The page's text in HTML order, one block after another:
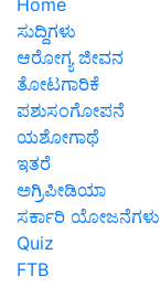
ಸುದ್ದಿಗಳು
ಆರೋಗ್ಯ ಜೀವನ
ತೋಟಗಾರಿಕೆ
ಪಶುಸಂಗೋಪನೆ
ಯಶೋಗಾಥೆ
ಇತರೆ
ಅಗ್ರಿಪೀಡಿಯಾ
ಸರ್ಕಾರಿ ಯೋಜನೆಗಳು
Quiz
FTB